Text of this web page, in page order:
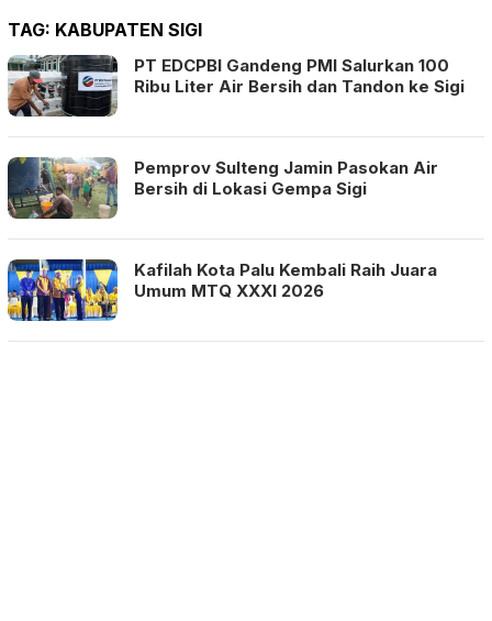
TAG: KABUPATEN SIGI
PT EDCPBI Gandeng PMI Salurkan 100
Ribu Liter Air Bersih dan Tandon ke Sigi
Pemprov Sulteng Jamin Pasokan Air
Bersih di Lokasi Gempa Sigi
Kafilah Kota Palu Kembali Raih Juara
Umum MTQ XXXI 2026